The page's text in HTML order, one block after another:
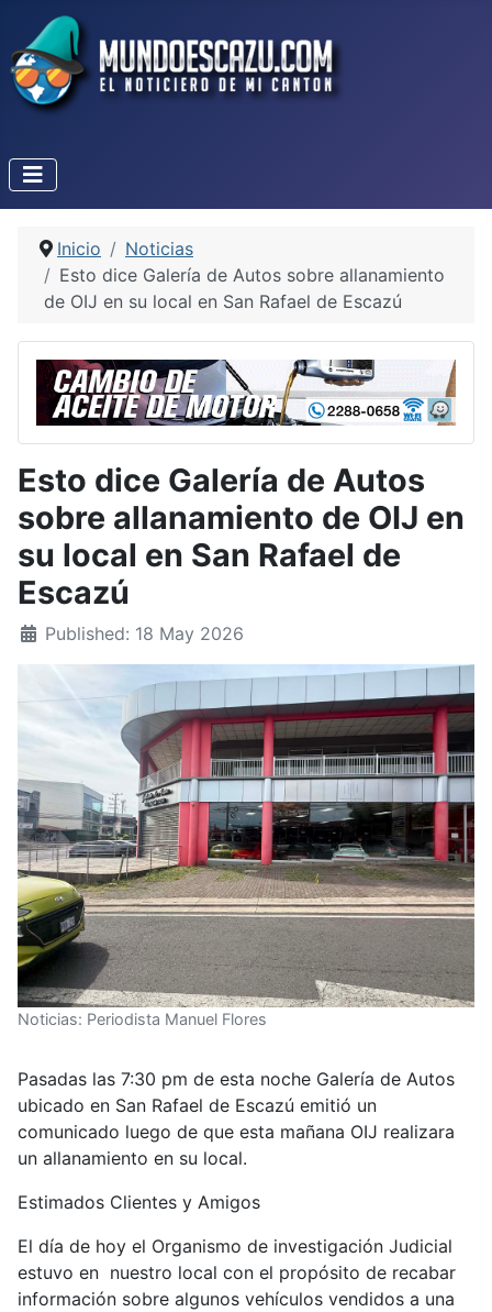
Inicio
Noticias
Esto dice Galería de Autos sobre allanamiento
de OIJ en su local en San Rafael de Escazú
Esto dice Galería de Autos
sobre allanamiento de OIJ en
su local en San Rafael de
Escazú
Published: 18 May 2026
Noticias: Periodista Manuel Flores
Pasadas las 7:30 pm de esta noche Galería de Autos
ubicado en San Rafael de Escazú emitió un
comunicado luego de que esta mañana OIJ realizara
un allanamiento en su local.
Estimados Clientes y Amigos
El día de hoy el Organismo de investigación Judicial
estuvo en nuestro local con el propósito de recabar
información sobre algunos vehículos vendidos a una